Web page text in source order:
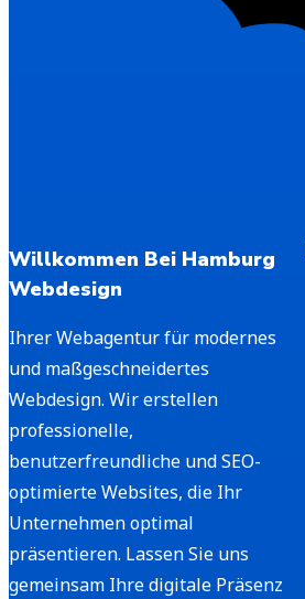
Willkommen Bei Hamburg
Webdesign
Ihrer Webagentur für modernes
und maßgeschneidertes
Webdesign. Wir erstellen
professionelle,
benutzerfreundliche und SEO-
optimierte Websites, die Ihr
Unternehmen optimal
präsentieren. Lassen Sie uns
gemeinsam Ihre digitale Präsenz